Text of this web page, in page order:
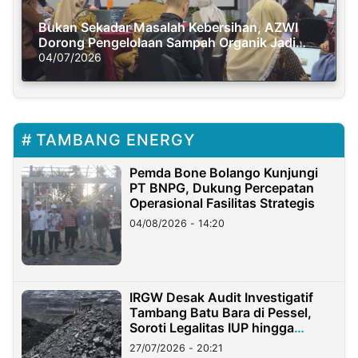
Bukan Sekadar Masalah Kebersihan, AZWI
Dorong Pengelolaan Sampah Organik Jadi
Solusi Krisis Iklim
04/07/2026
TAMBANG ENERGY
Pemda Bone Bolango Kunjungi
PT BNPG, Dukung Percepatan
Operasional Fasilitas Strategis
04/08/2026 - 14:20
IRGW Desak Audit Investigatif
Tambang Batu Bara di Pessel,
Soroti Legalitas IUP hingga
Stockpile
27/07/2026 - 20:21